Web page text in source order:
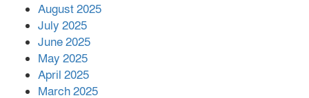
August 2025
July 2025
June 2025
May 2025
April 2025
March 2025